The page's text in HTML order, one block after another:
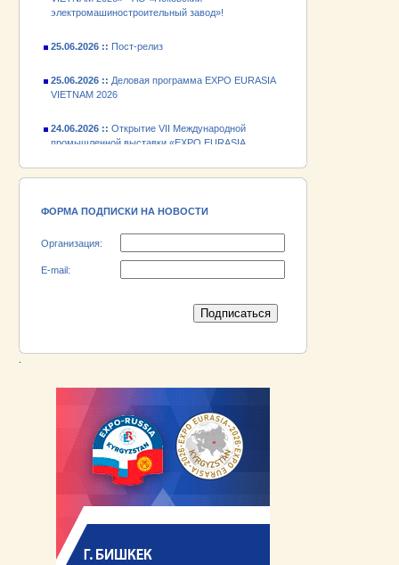
VIETNAM 2026
промышленной выставки «EXPO EURASIA
VIETNAM 2026»
ФОРМА ПОДПИСКИ НА НОВОСТИ
Организация:
E-mail: